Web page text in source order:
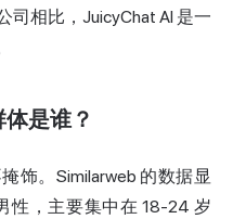
相比，JuicyChat AI 是一
是谁？
饰。Similarweb 的数据显
性，主要集中在 18-24 岁